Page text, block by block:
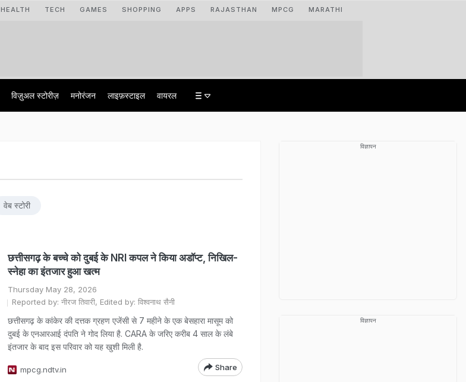
HEALTH TECH GAMES SHOPPING APPS RAJASTHAN MPCG MARATHI
विज़ुअल स्टोरीज़ मनोरंजन लाइफ़स्टाइल वायरल
वेब स्टोरी
छत्तीसगढ़ के बच्चे को दुबई के NRI कपल ने किया अडॉप्ट, निखिल-
स्नेहा का इंतजार हुआ खत्‍म
Thursday May 28, 2026
Reported by: नीरज तिवारी, Edited by: विश्वनाथ सैनी
छत्तीसगढ़ के कांकेर की दत्तक ग्रहण एजेंसी से 7 महीने के एक बेसहारा मासूम को
दुबई के एनआरआई दंपति ने गोद लिया है. CARA के जरिए करीब 4 साल के लंबे
इंतजार के बाद इस परिवार को यह खुशी मिली है.
mpcg.ndtv.in Share
विज्ञापन
विज्ञापन